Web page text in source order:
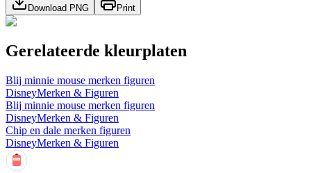
Download PNG Print
Gerelateerde kleurplaten
Blij minnie mouse merken figuren
DisneyMerken & Figuren
Blij minnie mouse merken figuren
DisneyMerken & Figuren
Chip en dale merken figuren
DisneyMerken & Figuren